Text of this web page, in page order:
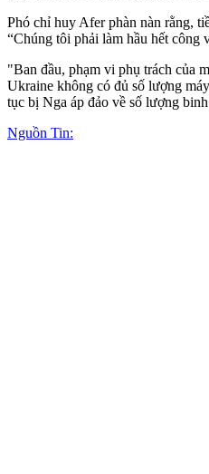
Phó chỉ huy Afer phàn nàn rằng,
“Chúng tôi phải làm hầu hết công
"Ban đầu, phạm vi phụ trách của
Ukraine không có đủ số lượng
tục bị Nga áp đảo về số lượng
Nguồn Tin: